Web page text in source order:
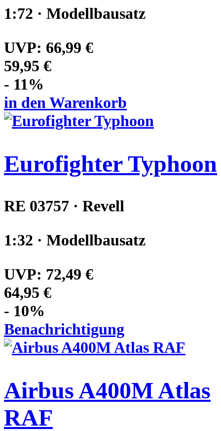
1:72 · Modellbausatz
UVP: 66,99 €
59,95 €
- 11%
in den Warenkorb
Eurofighter Typhoon
RE 03757 · Revell
1:32 · Modellbausatz
UVP: 72,49 €
64,95 €
- 10%
Benachrichtigung
Airbus A400M Atlas
RAF